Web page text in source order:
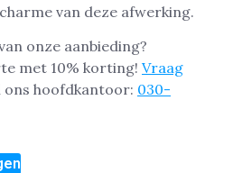
van deze afwerking.
onze aanbieding?
met 10% korting! Vraag
ons hoofdkantoor: 030-